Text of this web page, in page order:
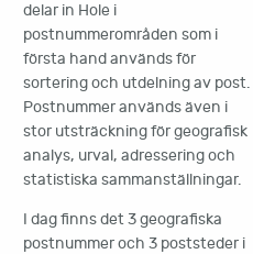
delar in Hole i
postnummerområden som i
första hand används för
sortering och utdelning av post.
Postnummer används även i
stor utsträckning för geografisk
analys, urval, adressering och
statistiska sammanställningar.
I dag finns det 3 geografiska
postnummer och 3 poststeder i